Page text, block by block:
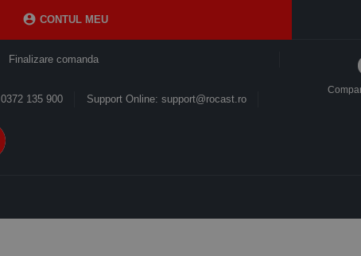
 CONTUL MEU
Finalizare comanda
Support Online: support@rocast.ro
0372 135 900